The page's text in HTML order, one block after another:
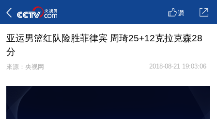
讚
亚运男篮红队险胜菲律宾 周琦25+12克拉克森28
分
來源：央视网 2018-08-21 19:03:06